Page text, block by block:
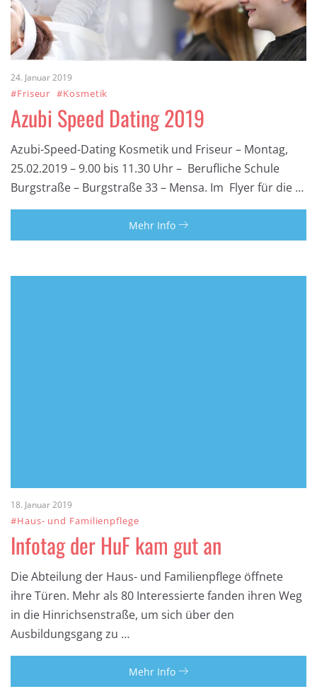
24. Januar 2019
#Friseur #Kosmetik
Azubi Speed Dating 2019
Azubi-Speed-Dating Kosmetik und Friseur – Montag,
25.02.2019 – 9.00 bis 11.30 Uhr – Berufliche Schule
Burgstraße – Burgstraße 33 – Mensa. Im Flyer für die …
Mehr Info
18. Januar 2019
#Haus- und Familienpflege
Infotag der HuF kam gut an
Die Abteilung der Haus- und Familienpflege öffnete
ihre Türen. Mehr als 80 Interessierte fanden ihren Weg
in die Hinrichsenstraße, um sich über den
Ausbildungsgang zu …
Mehr Info